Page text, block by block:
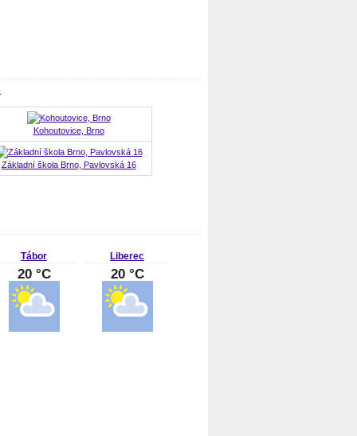
Kohoutovice, Brno
Základní škola Brno, Pavlovská 16
Tábor
20 °C
Liberec
20 °C